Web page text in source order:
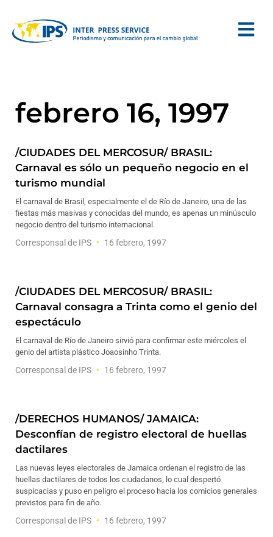
febrero 16, 1997
/CIUDADES DEL MERCOSUR/ BRASIL:
Carnaval es sólo un pequeño negocio en el
turismo mundial
El carnaval de Brasil, especialmente el de Río de Janeiro, una de las
fiestas más masivas y conocidas del mundo, es apenas un minúsculo
negocio dentro del turismo internacional.
Corresponsal de IPS 16 febrero, 1997
/CIUDADES DEL MERCOSUR/ BRASIL:
Carnaval consagra a Trinta como el genio del
espectáculo
El carnaval de Río de Janeiro sirvió para confirmar este miércoles el
genio del artista plástico Joaosinho Trinta.
Corresponsal de IPS 16 febrero, 1997
/DERECHOS HUMANOS/ JAMAICA:
Desconfían de registro electoral de huellas
dactilares
Las nuevas leyes electorales de Jamaica ordenan el registro de las
huellas dactilares de todos los ciudadanos, lo cual despertó
suspicacias y puso en peligro el proceso hacia los comicios generales
previstos para fin de año.
Corresponsal de IPS 16 febrero, 1997